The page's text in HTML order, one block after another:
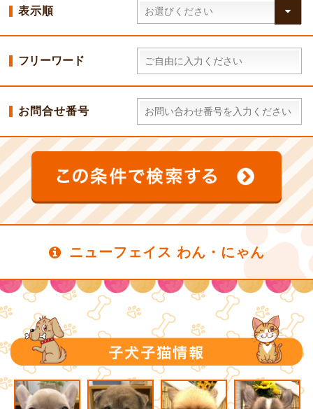
表示順
フリーワード
お問合せ番号
ニューフェイス わん・にゃん